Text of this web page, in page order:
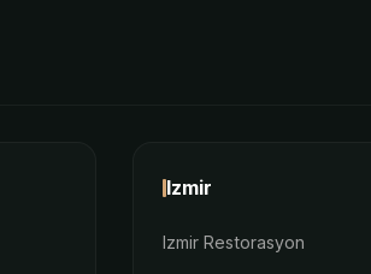
Izmir
Izmir Restorasyon